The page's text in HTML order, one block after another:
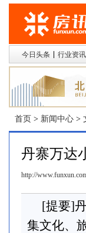
今日头条 行业资讯
首页 > 新闻中心 >
丹寨万达
http://
[提要]
集文化、